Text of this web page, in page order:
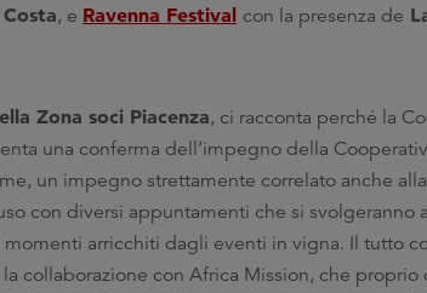
, e Ravenna Festival con la presenza de
Zona soci Piacenza, ci racconta perché la
una conferma dell’impegno della
un impegno strettamente correlato anche
con diversi appuntamenti che si svolgeranno
arricchiti dagli eventi in vigna. Il tutto
collaborazione con Africa Mission, che proprio